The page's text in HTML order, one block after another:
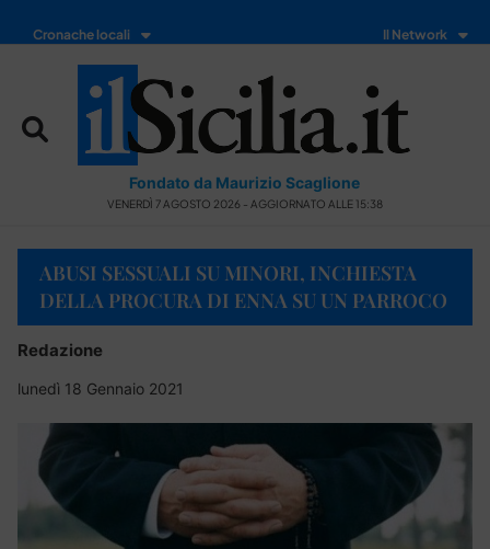
Cronache locali Il Network
Fondato da Maurizio Scaglione
VENERDÌ 7 AGOSTO 2026 - AGGIORNATO ALLE 15:38
ABUSI SESSUALI SU MINORI, INCHIESTA
DELLA PROCURA DI ENNA SU UN PARROCO
Redazione
lunedì 18 Gennaio 2021